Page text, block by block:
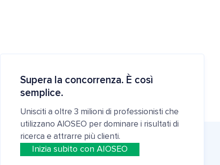
Supera la concorrenza. È così
semplice.
Unisciti a oltre 3 milioni di professionisti che
utilizzano AIOSEO per dominare i risultati di
ricerca e attrarre più clienti.
Inizia subito con AIOSEO